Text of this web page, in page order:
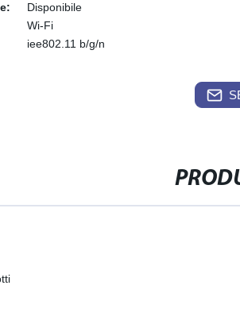
Disponibile
Wi-Fi
iee802.11 b/g/n